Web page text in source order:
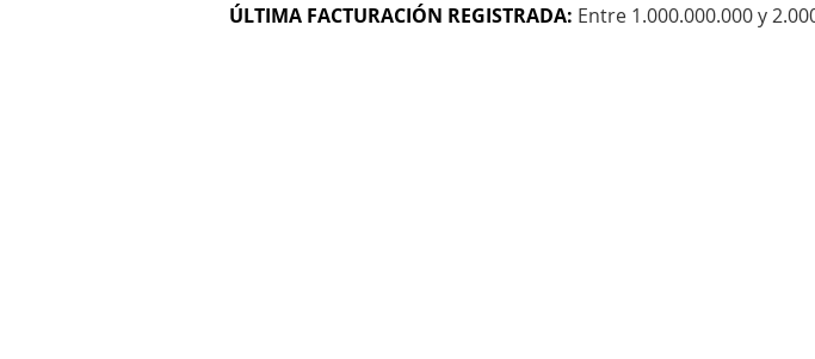
ÚLTIMA FACTURACIÓN REGISTRADA: Entre 1.000.000.000 y